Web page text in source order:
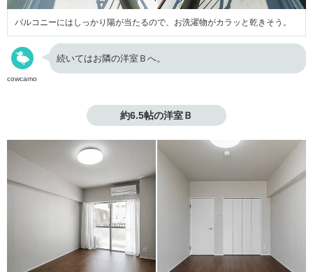
バルコニーにはしっかり陽が当たるので、お洗濯物がカラッと乾きそう。
cowcamo
続いてはお隣の洋室Ｂへ。
約6.5帖の洋室Ｂ